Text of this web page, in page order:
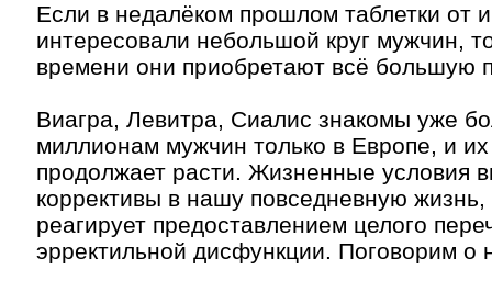
Если в недалёком прошлом таблетки от
интересовали небольшой круг мужчин,
времени они приобретают всё большую
Виагра, Левитра, Сиалис знакомы уже
миллионам мужчин только в Европе, и
продолжает расти. Жизненные условия
коррективы в нашу повседневную
реагирует предоставлением целого
эрректильной дисфункции. Поговорим о